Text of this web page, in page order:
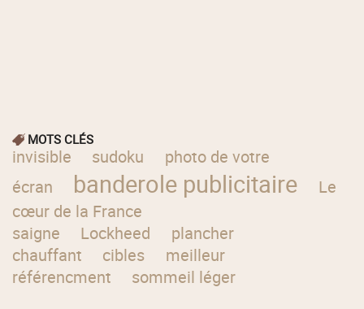
MOTS CLÉS
invisible sudoku
photo de votre
écran
banderole publicitaire
Le
cœur de la France
saigne
Lockheed
plancher
chauffant
cibles
meilleur
référencment
sommeil léger